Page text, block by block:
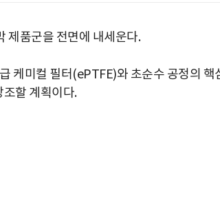
제품군을 전면에 내세운다.
케미컬 필터(ePTFE)와 초순수 공정의 핵
할 계획이다.